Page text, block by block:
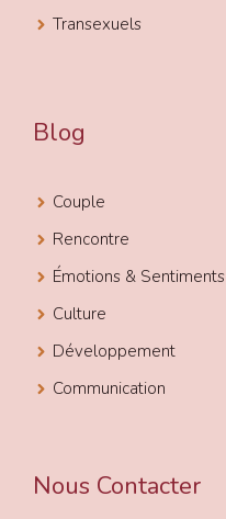
Transexuels
Blog
Couple
Rencontre
Émotions & Sentiments
Culture
Développement
Communication
Nous Contacter